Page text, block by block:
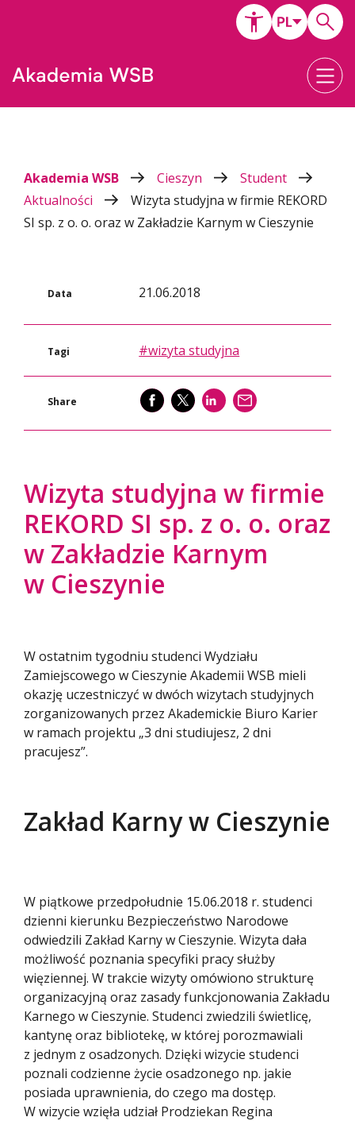
Akademia WSB Cieszyn
Student
Aktualności
Wizyta studyjna w firmie REKORD
SI sp. z o. o. oraz w Zakładzie Karnym w Cieszynie
Data 21.06.2018
Tagi #wizyta studyjna
Share SHARE SHARE SHARE
Wizyta studyjna w firmie
REKORD SI sp. z o. o. oraz
w Zakładzie Karnym
w Cieszynie
W ostatnim tygodniu studenci Wydziału
Zamiejscowego w Cieszynie Akademii WSB mieli
okazję uczestniczyć w dwóch wizytach studyjnych
zorganizowanych przez Akademickie Biuro Karier
w ramach projektu „3 dni studiujesz, 2 dni
pracujesz”.
Zakład Karny w Cieszynie
W piątkowe przedpołudnie 15.06.2018 r. studenci
dzienni kierunku Bezpieczeństwo Narodowe
odwiedzili Zakład Karny w Cieszynie. Wizyta dała
możliwość poznania specyfiki pracy służby
więziennej. W trakcie wizyty omówiono strukturę
organizacyjną oraz zasady funkcjonowania Zakładu
Karnego w Cieszynie. Studenci zwiedzili świetlicę,
kantynę oraz bibliotekę, w której porozmawiali
z jednym z osadzonych. Dzięki wizycie studenci
poznali codzienne życie osadzonego np. jakie
posiada uprawnienia, do czego ma dostęp.
W wizycie wzięła udział Prodziekan Regina